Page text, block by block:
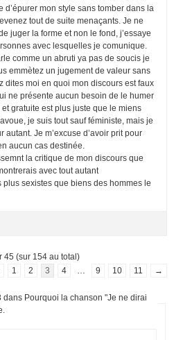
d’épurer mon style sans tomber dans la
tout de suite menaçants. Je ne
juger la forme et non le fond, j’essaye
avec lesquelles je comunique.
comme un abruti ya pas de soucis je
emmètez un jugement de valeur sans
dites moi en quoi mon discours est faux
ne présente aucun besoin de le humer
gratuite est plus juste que le miens
je suis tout sauf féministe, mais je
autant. Je m’excuse d’avoir prit pour
aucun cas destinée.
la critique de mon discours que
avec tout autant
plus sexistes que biens des hommes le
45 (sur 154 au total)
1 2 3 4 9 10 11 →
Pourquoi la chanson "Je ne dirai